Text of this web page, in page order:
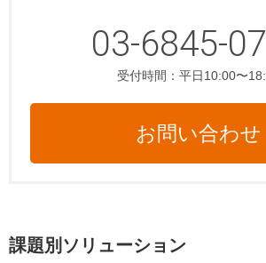
03-6845-
受付時間：平日10:00〜
お問い合わせ
課題別ソリューション